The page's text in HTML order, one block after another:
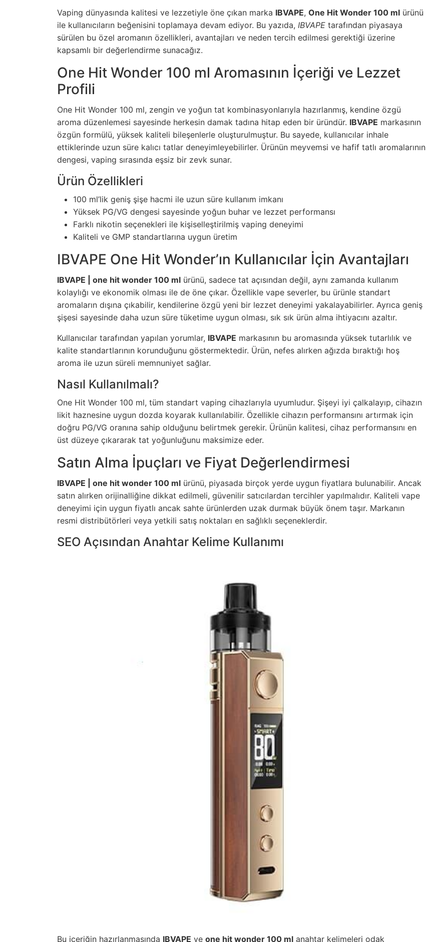
Vaping dünyasında kalitesi ve lezzetiyle öne çıkan marka IBVAPE, One Hit Wonder 100 ml ürünü
ile kullanıcıların beğenisini toplamaya devam ediyor. Bu yazıda, IBVAPE tarafından piyasaya
sürülen bu özel aromanın özellikleri, avantajları ve neden tercih edilmesi gerektiği üzerine
kapsamlı bir değerlendirme sunacağız.
One Hit Wonder 100 ml Aromasının İçeriği ve Lezzet
Profili
One Hit Wonder 100 ml, zengin ve yoğun tat kombinasyonlarıyla hazırlanmış, kendine özgü
aroma düzenlemesi sayesinde herkesin damak tadına hitap eden bir üründür. IBVAPE markasının
özgün formülü, yüksek kaliteli bileşenlerle oluşturulmuştur. Bu sayede, kullanıcılar inhale
ettiklerinde uzun süre kalıcı tatlar deneyimleyebilirler. Ürünün meyvemsi ve hafif tatlı aromalarının
dengesi, vaping sırasında eşsiz bir zevk sunar.
Ürün Özellikleri
100 ml’lik geniş şişe hacmi ile uzun süre kullanım imkanı
Yüksek PG/VG dengesi sayesinde yoğun buhar ve lezzet performansı
Farklı nikotin seçenekleri ile kişiselleştirilmiş vaping deneyimi
Kaliteli ve GMP standartlarına uygun üretim
IBVAPE One Hit Wonder’ın Kullanıcılar İçin Avantajları
IBVAPE | one hit wonder 100 ml ürünü, sadece tat açısından değil, aynı zamanda kullanım
kolaylığı ve ekonomik olması ile de öne çıkar. Özellikle vape severler, bu ürünle standart
aromaların dışına çıkabilir, kendilerine özgü yeni bir lezzet deneyimi yakalayabilirler. Ayrıca geniş
şişesi sayesinde daha uzun süre tüketime uygun olması, sık sık ürün alma ihtiyacını azaltır.
Kullanıcılar tarafından yapılan yorumlar, IBVAPE markasının bu aromasında yüksek tutarlılık ve
kalite standartlarının korunduğunu göstermektedir. Ürün, nefes alırken ağızda bıraktığı hoş
aroma ile uzun süreli memnuniyet sağlar.
Nasıl Kullanılmalı?
One Hit Wonder 100 ml, tüm standart vaping cihazlarıyla uyumludur. Şişeyi iyi çalkalayıp, cihazın
likit haznesine uygun dozda koyarak kullanılabilir. Özellikle cihazın performansını artırmak için
doğru PG/VG oranına sahip olduğunu belirtmek gerekir. Ürünün kalitesi, cihaz performansını en
üst düzeye çıkararak tat yoğunluğunu maksimize eder.
Satın Alma İpuçları ve Fiyat Değerlendirmesi
IBVAPE | one hit wonder 100 ml ürünü, piyasada birçok yerde uygun fiyatlara bulunabilir. Ancak
satın alırken orijinalliğine dikkat edilmeli, güvenilir satıcılardan tercihler yapılmalıdır. Kaliteli vape
deneyimi için uygun fiyatlı ancak sahte ürünlerden uzak durmak büyük önem taşır. Markanın
resmi distribütörleri veya yetkili satış noktaları en sağlıklı seçeneklerdir.
SEO Açısından Anahtar Kelime Kullanımı
Bu içeriğin hazırlanmasında IBVAPE ve one hit wonder 100 ml anahtar kelimeleri odak